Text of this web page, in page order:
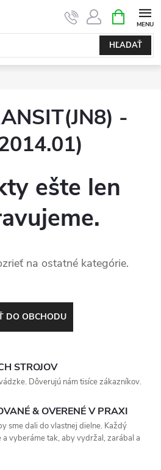
HĽADAŤ
KOŠÍK
-
ešte len
na ostatné kategórie.
DO OBCHODU
STROJOV
Dôverujú nám tisíce zákazníkov.
& OVERENÉ V PRAXI
sme dali do vlastnej dielne. Každý
vyberáme tak, aby vydržal, zarábal a